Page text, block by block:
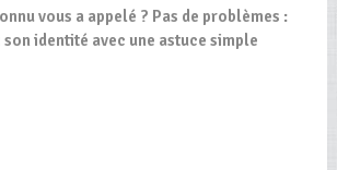
vous a appelé ? Pas de problèmes :
identité avec une astuce simple